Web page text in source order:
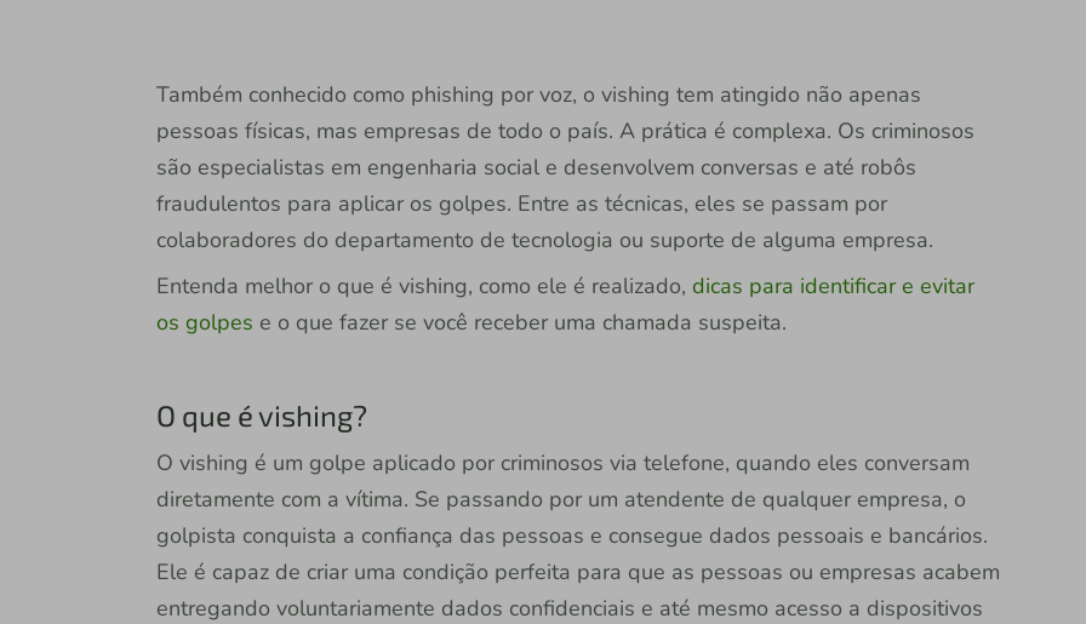
Também conhecido como phishing por voz, o vishing tem atingido não apenas
pessoas físicas, mas empresas de todo o país. A prática é complexa. Os criminosos
são especialistas em engenharia social e desenvolvem conversas e até robôs
fraudulentos para aplicar os golpes. Entre as técnicas, eles se passam por
colaboradores do departamento de tecnologia ou suporte de alguma empresa.
Entenda melhor o que é vishing, como ele é realizado, dicas para identificar e evitar
os golpes e o que fazer se você receber uma chamada suspeita.
O que é vishing?
O vishing é um golpe aplicado por criminosos via telefone, quando eles conversam
diretamente com a vítima. Se passando por um atendente de qualquer empresa, o
golpista conquista a confiança das pessoas e consegue dados pessoais e bancários.
Ele é capaz de criar uma condição perfeita para que as pessoas ou empresas acabem
entregando voluntariamente dados confidenciais e até mesmo acesso a dispositivos